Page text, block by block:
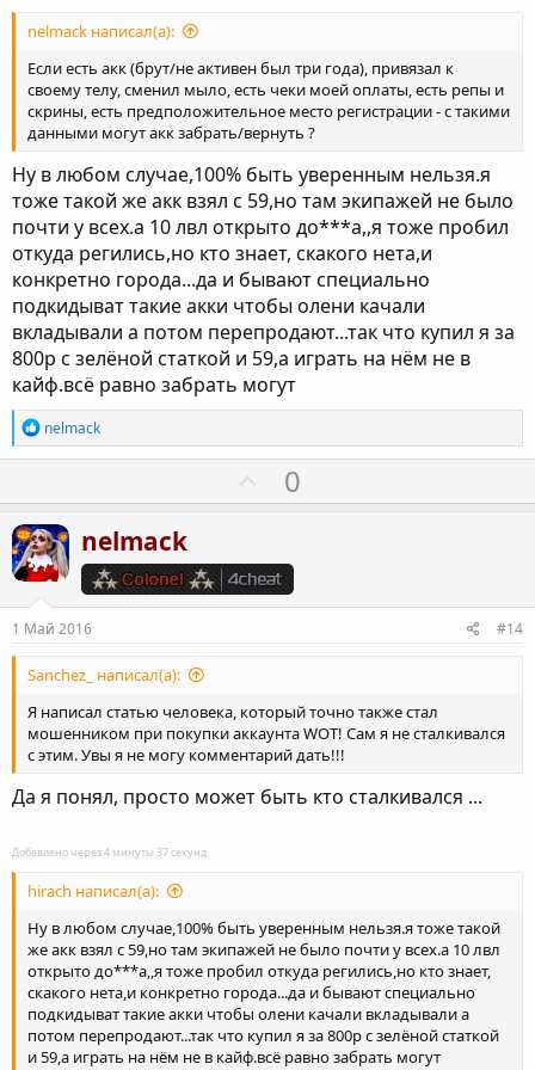
ы
й
г
о
л
о
с
nelmack написал(а):
Если есть акк (брут/не активен был три года), привязал к
своему телу, сменил мыло, есть чеки моей оплаты, есть репы и
скрины, есть предположительное место регистрации - с такими
данными могут акк забрать/вернуть ?
Ну в любом случае,100% быть уверенным нельзя.я
тоже такой же акк взял с 59,но там экипажей не было
почти у всех.а 10 лвл открыто до***а,,я тоже пробил
откуда регились,но кто знает, скакого нета,и
конкретно города...да и бывают специально
подкидыват такие акки чтобы олени качали
вкладывали а потом перепродают...так что купил я за
800р с зелёной статкой и 59,а играть на нём не в
кайф.всё равно забрать могут
Р
е
а
ц
и
и
:
nelmack
П
о
и
т
ы
й
г
о
0
nelmack
1 Май 2016 #14
Sanchez_ написал(а):
Я написал статью человека, который точно также стал
мошенником при покупки аккаунта WOT! Сам я не сталкивался
с этим. Увы я не могу комментарий дать!!!
Да я понял, просто может быть кто сталкивался ...
Добавлено через 4 минуты 37 секунд
hirach написал(а):
Ну в любом случае,100% быть уверенным нельзя.я тоже такой
же акк взял с 59,но там экипажей не было почти у всех.а 10 лвл
открыто до***а,,я тоже пробил откуда регились,но кто знает,
скакого нета,и конкретно города...да и бывают специально
подкидыват такие акки чтобы олени качали вкладывали а
потом перепродают...так что купил я за 800р с зелёной статкой
и 59,а играть на нём не в кайф.всё равно забрать могут